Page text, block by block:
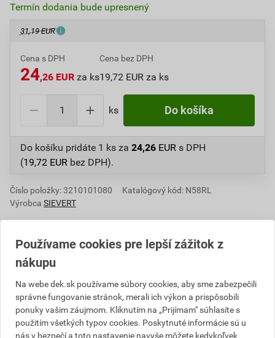
Termín dodania bude upresnený
31,19 EUR
Cena s DPH
24,26 EUR za ks
Cena bez DPH
19,72 EUR za ks
ks Do košíka
Do košíku pridáte 1 ks za 24,26 EUR s DPH
(19,72 EUR bez DPH).
Číslo položky:3210101080
Katalógový kód: N58RL
Výrobca SIEVERT
Informácie o cene
Aktuálna predajná cena po zľave 22% z cenníkovej
ceny
19,72 EUR
bez DPH za ks
24,26 EUR
s DPH za ks
Používame cookies pre lepší zážitok z
nákupu
Na webe dek.sk používame súbory cookies, aby sme zabezpečili
správne fungovanie stránok, merali ich výkon a prispôsobili
ponuky vašim záujmom. Kliknutím na „Prijímam" súhlasíte s
použitím všetkých typov cookies. Poskytnuté informácie sú u
nás v bezpečí a toto nastavenie navyše môžete kedykoľvek